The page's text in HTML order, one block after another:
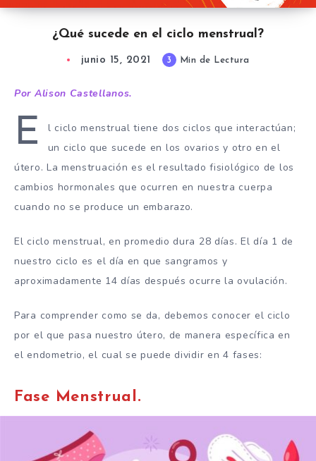
¿Qué sucede en el ciclo menstrual?
junio 15, 2021 3 Min de Lectura
Por Alison Castellanos.
E
l ciclo menstrual tiene dos ciclos que interactúan;
un ciclo que sucede en los ovarios y otro en el
útero. La menstruación es el resultado fisiológico de los
cambios hormonales que ocurren en nuestra cuerpa
cuando no se produce un embarazo.
El ciclo menstrual, en promedio dura 28 días. El día 1 de
nuestro ciclo es el día en que sangramos y
aproximadamente 14 días después ocurre la ovulación.
Para comprender como se da, debemos conocer el ciclo
por el que pasa nuestro útero, de manera específica en
el endometrio, el cual se puede dividir en 4 fases:
Fase Menstrual.